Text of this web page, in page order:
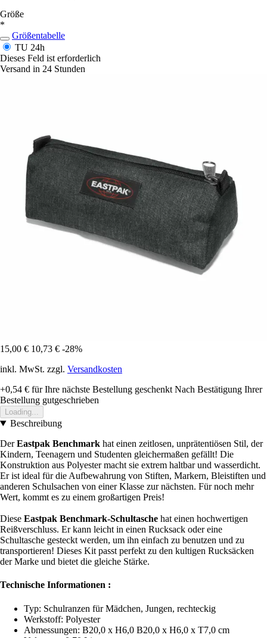
Größe
*
Größentabelle
TU 24h
Dieses Feld ist erforderlich
Versand in 24 Stunden
15,00 € 10,73 € -28%
inkl. MwSt. zzgl. Versandkosten
+0,54 € für Ihre nächste Bestellung geschenkt Nach Bestätigung Ihrer
Bestellung gutgeschrieben
Loading...
Beschreibung
DerEastpak Benchmark hat einen zeitlosen, unprätentiösen Stil, der
Kindern, Teenagern und Studenten gleichermaßen gefällt! Die
Konstruktion aus Polyester macht sie extrem haltbar und wasserdicht.
Er ist ideal für die Aufbewahrung von Stiften, Markern, Bleistiften und
anderen Schulsachen von einer Klasse zur nächsten. Für noch mehr
Wert, kommt es zu einem großartigen Preis!
Diese Eastpak Benchmark-Schultasche hat einen hochwertigen
Reißverschluss. Er kann leicht in einen Rucksack oder eine
Schultasche gesteckt werden, um ihn einfach zu benutzen und zu
transportieren! Dieses Kit passt perfekt zu den kultigen Rucksäcken
der Marke und bietet die gleiche Stärke.
Technische Informationen :
Typ: Schulranzen für Mädchen, Jungen, rechteckig
Werkstoff: Polyester
Abmessungen: B20,0 x H6,0 B20,0 x H6,0 x T7,0 cm